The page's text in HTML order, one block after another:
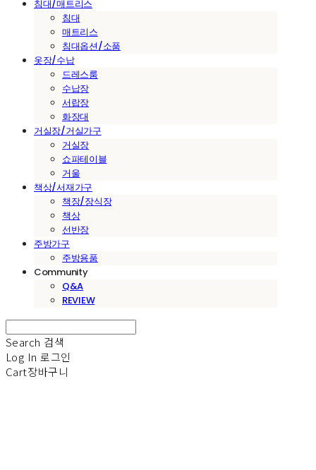
침대/매트리스
침대
매트리스
침대옵션/소품
옷장/수납
드레스룸
수납장
서랍장
화장대
거실장/거실가구
거실장
쇼파테이블
거울
책상/서재가구
책장/장식장
책상
선반장
주방가구
주방용품
Community
Q&A
REVIEW
Search 검색
Log In 로그인
Cart장바구니